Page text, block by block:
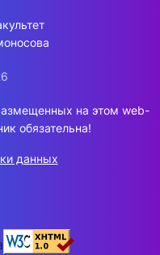
на этом web-
обязательна!
данных